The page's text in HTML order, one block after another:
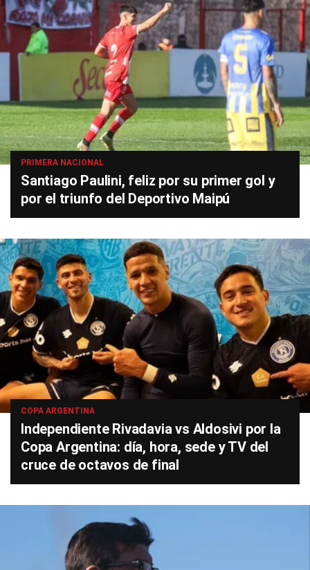
PRIMERA NACIONAL
Santiago Paulini, feliz por su primer gol y
por el triunfo del Deportivo Maipú
COPA ARGENTINA
Independiente Rivadavia vs Aldosivi por la
Copa Argentina: día, hora, sede y TV del
cruce de octavos de final